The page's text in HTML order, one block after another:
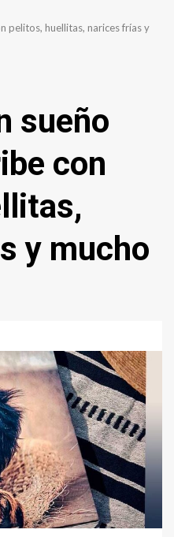
pelitos, huellitas, narices frías y
sueño
con
y mucho